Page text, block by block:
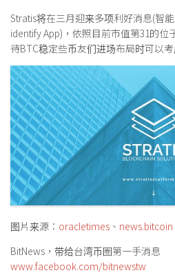
Stratis将在三月迎来多项利好消息(智
identify App)，依照目前市值第31的位
待BTC稳定些币友们进场布局时可以
图片来源： oracletimes 、 news.bitcoin
BitNews，带给台湾币圈第一手消息
www.facebook.com/bitnewstw